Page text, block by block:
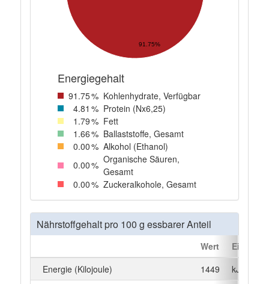
91.75%
Energiegehalt
91 .75% Kohlenhydrate, Verfügbar
4.81 % Protein (Nx6,25)
1 .79% Fett
1 .66% Ballaststoffe, Gesamt
0.00% Alkohol (Ethanol)
0.00% Organische Säuren,
Gesamt
0.00% Zuckeralkohole, Gesamt
Nährstoffgehalt pro 100 g essbarer Anteil
Wert
Einheit
Energie (Kilojoule)
1449
kJ